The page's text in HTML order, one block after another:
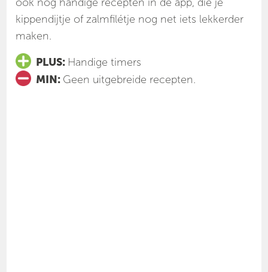
kippendijtje of zalmfilétje nog net iets lekkerder
maken.
PLUS: Handige timers
MIN: Geen uitgebreide recepten.